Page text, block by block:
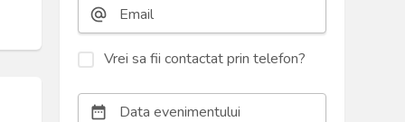
alternate_email
Vrei sa fii contactat prin telefon?
date_range